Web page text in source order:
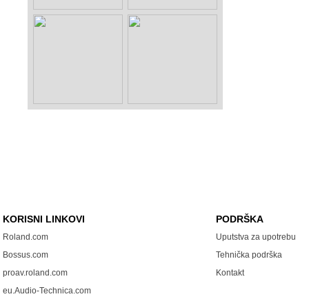
KORISNI LINKOVI
Roland.com
Bossus.com
proav.roland.com
eu.Audio-Technica.com
PODRŠKA
Uputstva za upotrebu
Tehnička podrška
Kontakt